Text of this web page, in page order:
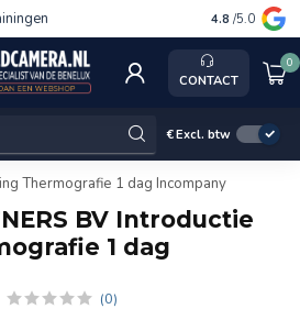
4.8 /5.0
CONTACT
0
€Excl. btw
Thermografie 1 dag Incompany
BV Introductie
1 dag
(0)